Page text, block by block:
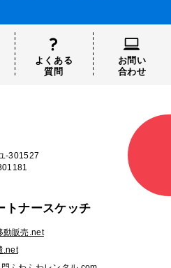
よくある
質問
お問い
合わせ
-301527
トナースケッチ
動販売.net
.net